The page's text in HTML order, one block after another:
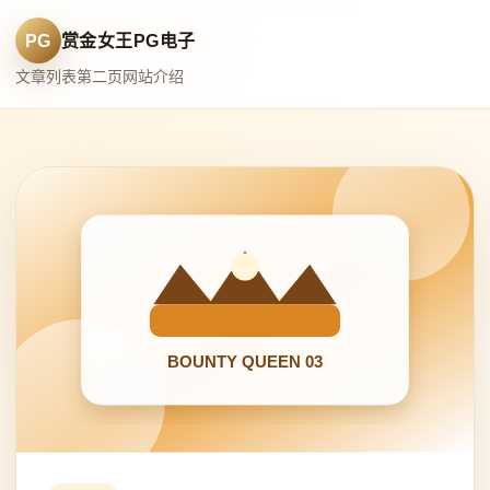
PG 赏金女王PG电子
文章列表第二页网站介绍